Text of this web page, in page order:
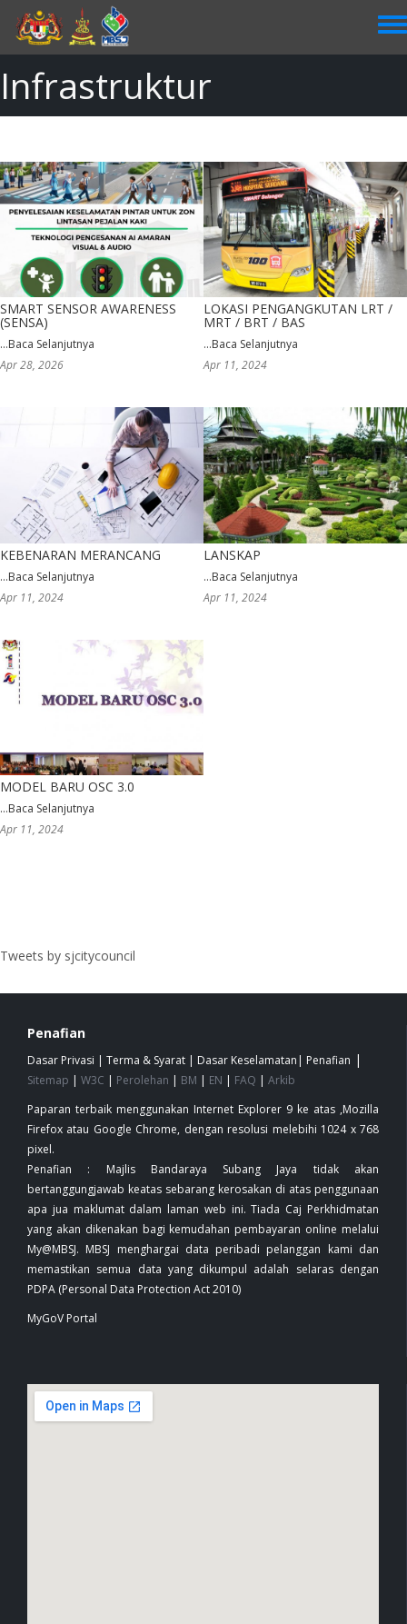
main
content
Infrastruktur
SMART SENSOR AWARENESS
(SENSA)
...Baca Selanjutnya
Apr 28, 2026
LOKASI PENGANGKUTAN LRT /
MRT / BRT / BAS
...Baca Selanjutnya
Apr 11, 2024
KEBENARAN MERANCANG
...Baca Selanjutnya
Apr 11, 2024
LANSKAP
...Baca Selanjutnya
Apr 11, 2024
MODEL BARU OSC 3.0
...Baca Selanjutnya
Apr 11, 2024
Tweets by sjcitycouncil
Penafian
Dasar Privasi | Terma & Syarat | Dasar Keselamatan | Penafian |
Sitemap | W3C | Perolehan | BM | EN | FAQ | Arkib
Paparan terbaik menggunakan Internet Explorer 9 ke atas ,Mozilla
Firefox atau Google Chrome, dengan resolusi melebihi 1024 x 768
pixel.
Penafian : Majlis Bandaraya Subang Jaya tidak akan
bertanggungjawab keatas sebarang kerosakan di atas penggunaan
apa jua maklumat dalam laman web ini. Tiada Caj Perkhidmatan
yang akan dikenakan bagi kemudahan pembayaran online melalui
My@MBSJ. MBSJ menghargai data peribadi pelanggan kami dan
memastikan semua data yang dikumpul adalah selaras dengan
PDPA (Personal Data Protection Act 2010)
MyGoV Portal